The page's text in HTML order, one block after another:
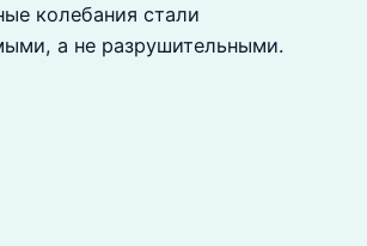
колебания стали
а не разрушительными.